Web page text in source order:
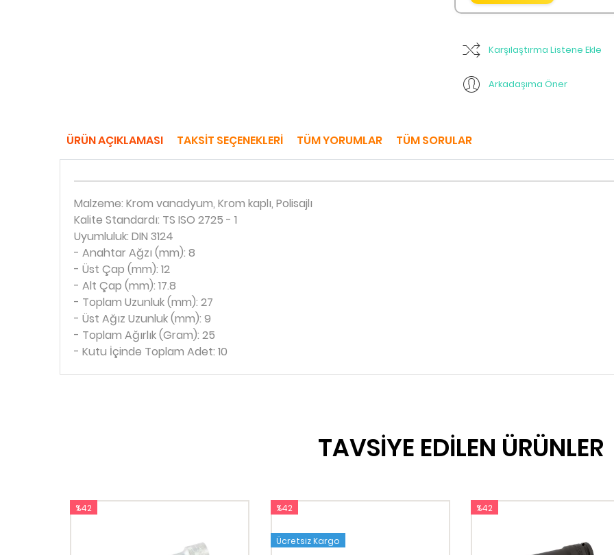
Karşılaştırma Listene Ekle
Arkadaşıma Öner
ÜRÜN AÇIKLAMASI TAKSIT SEÇENEKLERI TÜM YORUMLAR TÜM SORULAR
Malzeme: Krom vanadyum, Krom kaplı, Polisajlı
Kalite Standardı: TS ISO 2725 - 1
Uyumluluk: DIN 3124
- Anahtar Ağzı (mm): 8
- Üst Çap (mm): 12
- Alt Çap (mm): 17.8
- Toplam Uzunluk (mm): 27
- Üst Ağız Uzunluk (mm): 9
- Toplam Ağırlık (Gram): 25
- Kutu İçinde Toplam Adet: 10
TAVSİYE EDİLEN ÜRÜNLER
%42 %42
Ücretsiz Kargo
%42